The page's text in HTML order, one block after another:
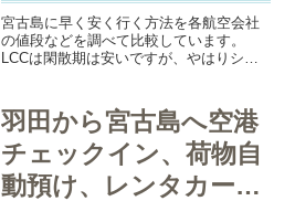
宮古島に早く安く行く方法を各航空会社
の値段などを調べて比較しています。
LCCは閑散期は安いですが、やはりシー
ます。
羽田から宮古島へ空港
チェックイン、荷物自
動預け、レンタカー情